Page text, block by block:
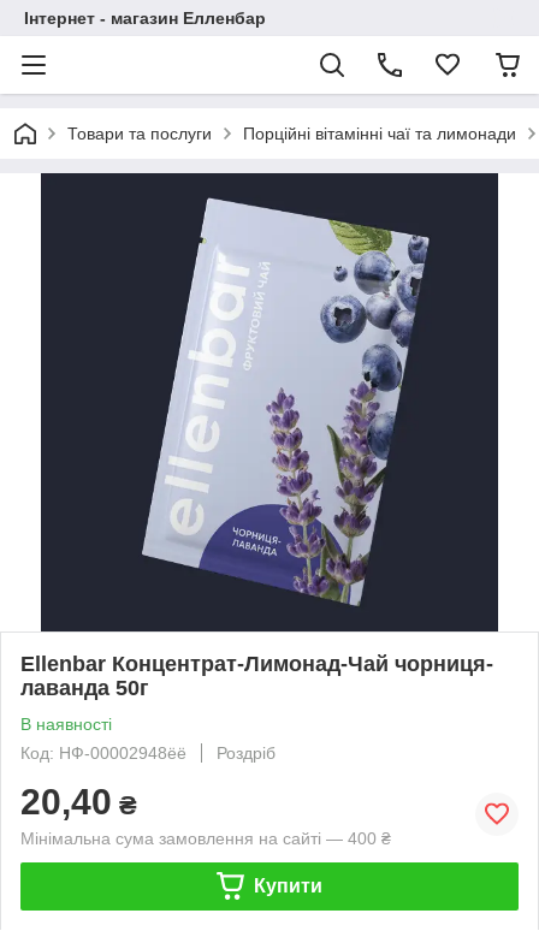
Інтернет - магазин Елленбар
Товари та послуги Порційні вітамінні чаї та лимонади
Ellenbar Концентрат-Лимонад-Чай чорниця-
лаванда 50г
В наявності
Код: НФ-00002948ёё
Роздріб
20,40 ₴
Мінімальна сума замовлення на сайті — 400 ₴
Купити